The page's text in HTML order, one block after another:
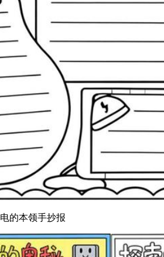
电的本领手抄报